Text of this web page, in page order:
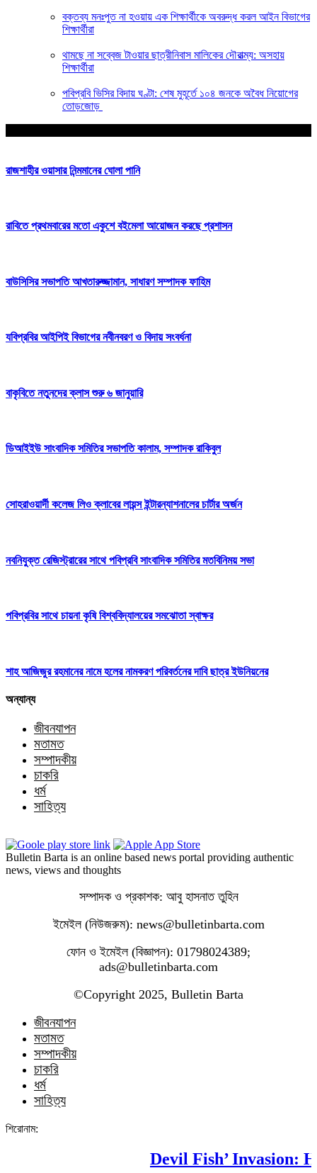
বক্তব্য মনঃপুত না হওয়ায় এক শিক্ষার্থীকে অবরুদ্ধ করল আইন বিভাগের
শিক্ষার্থীরা
থামছে না সব্বেজ টাওয়ার ছাত্রীনিবাস মালিকের দৌরাত্ম্য: অসহায়
শিক্ষার্থীরা
পবিপ্রবি ভিসির বিদায় ঘণ্টা: শেষ মুহূর্তে ১০৪ জনকে অবৈধ নিয়োগের
তোড়জোড়
রাজশাহীর ওয়াসার নিন্মমানের ঘোলা পানি
রাবিতে প্রথমবারের মতো একুশে বইমেলা আয়োজন করছে প্রশাসন
বাউসিসির সভাপতি আখতারুজ্জামান, সাধারণ সম্পাদক ফাহিম
যবিপ্রবির আইপিই বিভাগের নবীনবরণ ও বিদায় সংবর্ধনা
বাকৃবিতে নতুনদের ক্লাস শুরু ৬ জানুয়ারি
ডিআইইউ সাংবাদিক সমিতির সভাপতি কালাম, সম্পাদক রাকিবুল
সোহরাওয়ার্দী কলেজ লিও ক্লাবের লায়ন্স ইন্টারন্যাশনালের চার্টার অর্জন
নবনিযুক্ত রেজিস্ট্রারের সাথে পবিপ্রবি সাংবাদিক সমিতির মতবিনিময় সভা
পবিপ্রবির সাথে চায়না কৃষি বিশ্ববিদ্যালয়ের সমঝোতা স্বাক্ষর
শাহ আজিজুর রহমানের নামে হলের নামকরণ পরিবর্তনের দাবি ছাত্র ইউনিয়নের
অন্যান্য
জীবনযাপন
মতামত
সম্পাদকীয়
চাকরি
ধর্ম
সাহিত্য
Bulletin Barta is an online based news portal providing authentic
news, views and thoughts
সম্পাদক ও প্রকাশক: আবু হাসনাত তুহিন
ইমেইল (নিউজরুম): news@bulletinbarta.com
ফোন ও ইমেইল (বিজ্ঞাপন): 01798024389;
ads@bulletinbarta.com
©️Copyright 2025, Bulletin Barta
জীবনযাপন
মতামত
সম্পাদকীয়
চাকরি
ধর্ম
সাহিত্য
শিরোনাম:
Devil Fish’ Invasion: